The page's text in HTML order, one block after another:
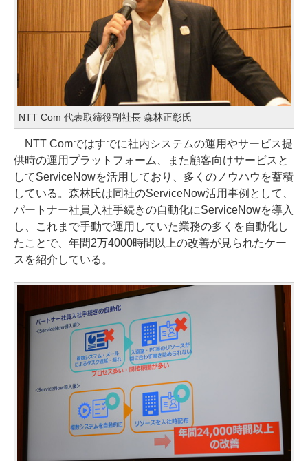
NTT Com 代表取締役副社長 森林正彰氏
NTT Comではすでに社内システムの運用やサービス提
供時の運用プラットフォーム、また顧客向けサービスと
してServiceNowを活用しており、多くのノウハウを蓄積
している。森林氏は同社のServiceNow活用事例として、
パートナー社員入社手続きの自動化にServiceNowを導入
し、これまで手動で運用していた業務の多くを自動化し
たことで、年間2万4000時間以上の改善が見られたケー
スを紹介している。